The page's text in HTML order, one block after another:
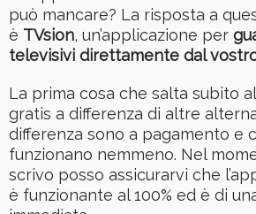
può mancare? La risposta a
è TVsion, un’applicazione per
televisivi direttamente dal
La prima cosa che salta subito
gratis a differenza di altre
differenza sono a pagamento e
funzionano nemmeno. Nel
scrivo posso assicurarvi che
è funzionante al 100% ed è di